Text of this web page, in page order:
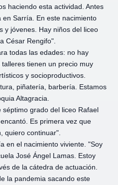
haciendo esta actividad. Antes
Sarría. En este nacimiento
y jóvenes. Hay niños del liceo
César Rengifo".
todas las edades: no hay
tienen un precio muy
y socioproductivos.
piñatería, barbería. Estamos
Altagracia.
grado del liceo Rafael
Es primera vez que
quiero continuar".
en el nacimiento viviente. "Soy
José Ángel Lamas. Estoy
de la cátedra de actuación.
la pandemia sacando este